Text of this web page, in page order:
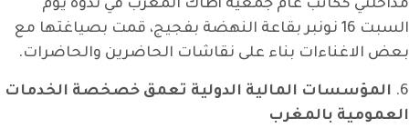
مداخلتي ككاتب عام جمعية أطاك المغرب في ندوة يوم
السبت 16 نونبر بقاعة النهضة بفجيج، قمت بصياغتها مع
بعض الاغناءات بناء على نقاشات الحاضرين والحاضرات.
6.
المؤسسات المالية الدولية تعمق خصخصة الخدمات
العمومية بالمغرب